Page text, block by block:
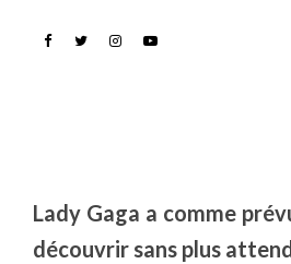
qu’elle est
Lady Gaga a comme
découvrir sans plus